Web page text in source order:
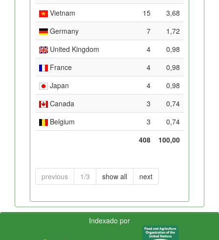
Vietnam 15
3,68
Germany
7
1,72
United Kingdom
4
0,98
France
4
0,98
Japan
4
0,98
Canada
3
0,74
Belgium
3
0,74
408
100,00
previous 1/3 show all next
Indexado por